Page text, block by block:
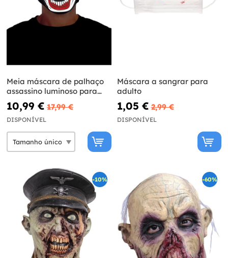
Meia máscara de palhaço
assassino luminoso para
adulto
10,99 € 17,99 €
DISPONÍVEL
Máscara a sangrar para
adulto
1,05 € 2,99 €
DISPONÍVEL
-10% -60%